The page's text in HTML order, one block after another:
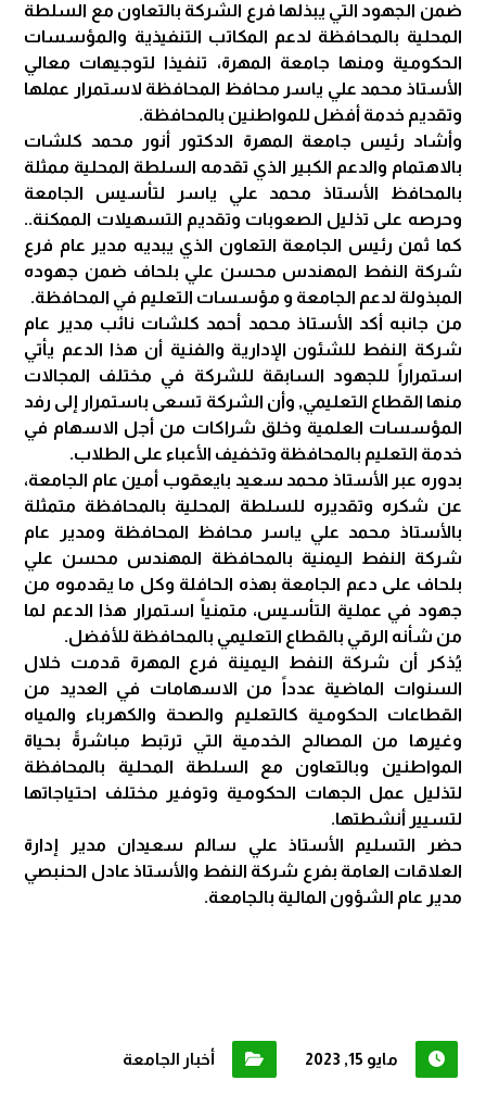
ضمن الجهود التي يبذلها فرع الشركة بالتعاون مع السلطة
المحلية بالمحافظة لدعم المكاتب التنفيذية والمؤسسات
الحكومية ومنها جامعة المهرة، تنفيذا لتوجيهات معالي
الأستاذ محمد علي ياسر محافظ المحافظة لاستمرار عملها
وتقديم خدمة أفضل للمواطنين بالمحافظة.
وأشاد رئيس جامعة المهرة الدكتور أنور محمد كلشات
بالاهتمام والدعم الكبير الذي تقدمه السلطة المحلية ممثلة
بالمحافظ الأستاذ محمد علي ياسر لتأسيس الجامعة
وحرصه على تذليل الصعوبات وتقديم التسهيلات الممكنة..
كما ثمن رئيس الجامعة التعاون الذي يبديه مدير عام فرع
شركة النفط المهندس محسن علي بلحاف ضمن جهوده
المبذولة لدعم الجامعة و مؤسسات التعليم في المحافظة.
من جانبه أكد الأستاذ محمد أحمد كلشات نائب مدير عام
شركة النفط للشئون الإدارية والفنية أن هذا الدعم يأتي
استمراراً للجهود السابقة للشركة في مختلف المجالات
منها القطاع التعليمي, وأن الشركة تسعى باستمرار إلى رفد
المؤسسات العلمية وخلق شراكات من أجل الاسهام في
خدمة التعليم بالمحافظة وتخفيف الأعباء على الطلاب.
بدوره عبر الأستاذ محمد سعيد بايعقوب أمين عام الجامعة،
عن شكره وتقديره للسلطة المحلية بالمحافظة متمثلة
بالأستاذ محمد علي ياسر محافظ المحافظة ومدير عام
شركة النفط اليمنية بالمحافظة المهندس محسن علي
بلحاف على دعم الجامعة بهذه الحافلة وكل ما يقدموه من
جهود في عملية التأسيس، متمنياً استمرار هذا الدعم لما
من شأنه الرقي بالقطاع التعليمي بالمحافظة للأفضل.
يُذكر أن شركة النفط اليمينة فرع المهرة قدمت خلال
السنوات الماضية عدداً من الاسهامات في العديد من
القطاعات الحكومية كالتعليم والصحة والكهرباء والمياه
وغيرها من المصالح الخدمية التي ترتبط مباشرةً بحياة
المواطنين وبالتعاون مع السلطة المحلية بالمحافظة
لتذليل عمل الجهات الحكومية وتوفير مختلف احتياجاتها
لتسيير أنشطتها.
حضر التسليم الأستاذ علي سالم سعيدان مدير إدارة
العلاقات العامة بفرع شركة النفط والأستاذ عادل الحنبصي
مدير عام الشؤون المالية بالجامعة.
مايو 15, 2023 أخبار الجامعة